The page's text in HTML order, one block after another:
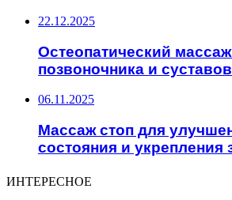
22.12.2025
Остеопатический
позвоночника и суставов
06.11.2025
Массаж стоп для
состояния и укрепления
ИНТЕРЕСНОЕ